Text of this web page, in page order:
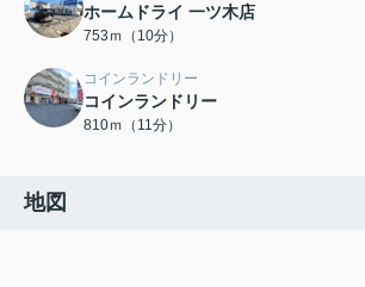
ホームドライ 一ツ木店
753ｍ（10分）
コインランドリー
コインランドリー
810ｍ（11分）
地図